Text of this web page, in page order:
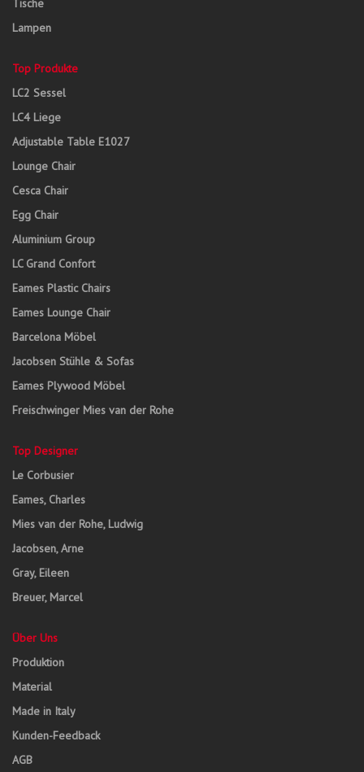
Tische
Lampen
Top Produkte
LC2 Sessel
LC4 Liege
Adjustable Table E1027
Lounge Chair
Cesca Chair
Egg Chair
Aluminium Group
LC Grand Confort
Eames Plastic Chairs
Eames Lounge Chair
Barcelona Möbel
Jacobsen Stühle & Sofas
Eames Plywood Möbel
Freischwinger Mies van der Rohe
Top Designer
Le Corbusier
Eames, Charles
Mies van der Rohe, Ludwig
Jacobsen, Arne
Gray, Eileen
Breuer, Marcel
Über Uns
Produktion
Material
Made in Italy
Kunden-Feedback
AGB